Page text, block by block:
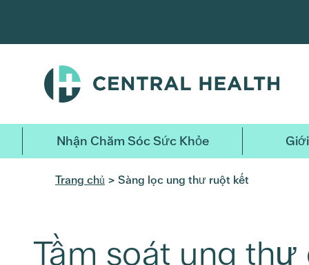
nội
chính
Nhận Chăm Sóc Sức Khỏe
Trang chủ > Sàng lọc ung thư ruột kết
Tầm soát ung